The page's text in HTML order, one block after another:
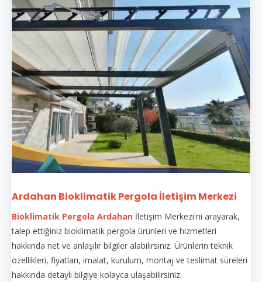
Ardahan Bioklimatik Pergola İletişim Merkezi
Bioklimatik Pergola Ardahan İletişim Merkezi'ni arayarak,
talep ettiğiniz bioklimatik pergola ürünleri ve hizmetleri
hakkında net ve anlaşılır bilgiler alabilirsiniz. Ürünlerin teknik
özellikleri, fiyatları, imalat, kurulum, montaj ve teslimat süreleri
hakkında detaylı bilgiye kolayca ulaşabilirsiniz.